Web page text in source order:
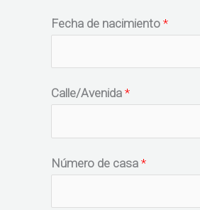
Fecha de nacimiento *
Calle/Avenida *
Número de casa *